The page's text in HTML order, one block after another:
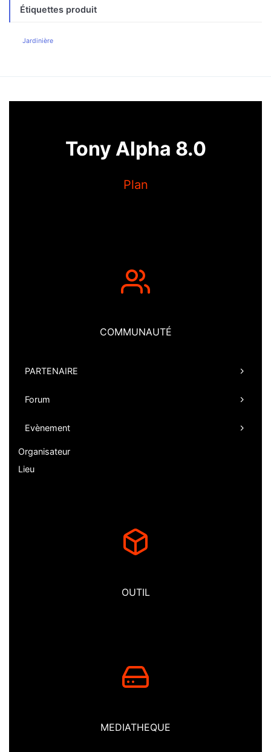
Étiquettes produit
Jardinière
Tony Alpha 8.0
Plan
COMMUNAUTÉ
PARTENAIRE
Forum
Evènement
Organisateur
Lieu
OUTIL
MEDIATHEQUE